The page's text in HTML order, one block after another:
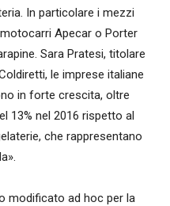
In particolare i mezzi
Apecar o Porter
Sara Pratesi, titolare
le imprese italiane
in forte crescita, oltre
13% nel 2016 rispetto al
che rappresentano
modificato ad hoc per la